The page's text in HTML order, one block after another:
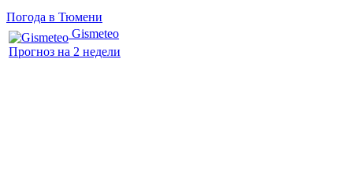
Погода в Тюмени
Gismeteo
Прогноз на 2 недели